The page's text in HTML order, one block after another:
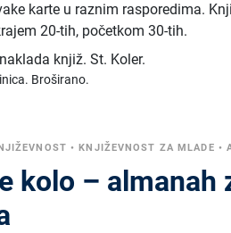
karte u raznim rasporedima.
20-tih, početkom 30-tih.
knjiž. St. Koler.
Broširano.
•KNJIŽEVNOST ZA MLADE •
kolo – almanah